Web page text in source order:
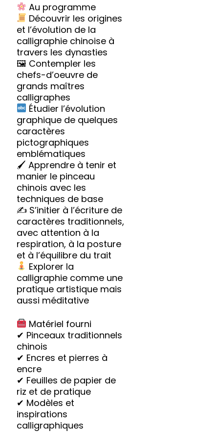
Au programme
Découvrir les origines
et l’évolution de la
calligraphie chinoise à
travers les dynasties
🖼 Contempler les
chefs-d’oeuvre de
grands maîtres
calligraphes
Étudier l’évolution
graphique de quelques
caractères
pictographiques
emblématiques
🖌 Apprendre à tenir et
manier le pinceau
chinois avec les
techniques de base
✍ S’initier à l’écriture de
caractères traditionnels,
avec attention à la
respiration, à la posture
et à l’équilibre du trait
‍ Explorer la
calligraphie comme une
pratique artistique mais
aussi méditative
Matériel fourni
✔ Pinceaux traditionnels
chinois
✔ Encres et pierres à
encre
✔ Feuilles de papier de
riz et de pratique
✔ Modèles et
inspirations
calligraphiques